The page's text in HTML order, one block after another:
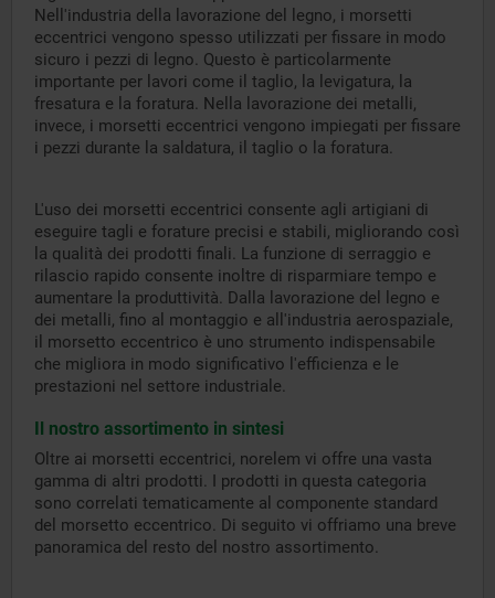
Nell'industria della lavorazione del legno, i morsetti
eccentrici vengono spesso utilizzati per fissare in modo
sicuro i pezzi di legno. Questo è particolarmente
importante per lavori come il taglio, la levigatura, la
fresatura e la foratura. Nella lavorazione dei metalli,
invece, i morsetti eccentrici vengono impiegati per fissare
i pezzi durante la saldatura, il taglio o la foratura.
L'uso dei morsetti eccentrici consente agli artigiani di
eseguire tagli e forature precisi e stabili, migliorando così
la qualità dei prodotti finali. La funzione di serraggio e
rilascio rapido consente inoltre di risparmiare tempo e
aumentare la produttività. Dalla lavorazione del legno e
dei metalli, fino al montaggio e all'industria aerospaziale,
il morsetto eccentrico è uno strumento indispensabile
che migliora in modo significativo l'efficienza e le
prestazioni nel settore industriale.
Il nostro assortimento in sintesi
Oltre ai morsetti eccentrici, norelem vi offre una vasta
gamma di altri prodotti. I prodotti in questa categoria
sono correlati tematicamente al componente standard
del morsetto eccentrico. Di seguito vi offriamo una breve
panoramica del resto del nostro assortimento.